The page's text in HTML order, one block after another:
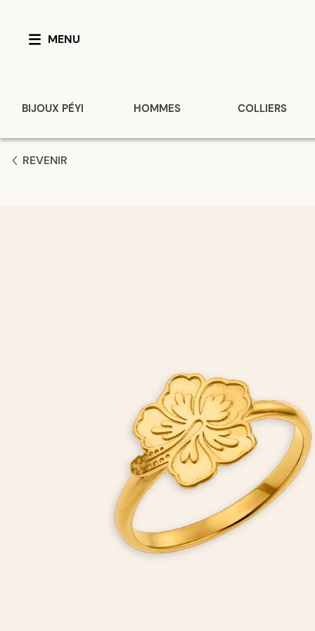
MENU
BIJOUX PÉYI HOMMES COLLIERS
REVENIR